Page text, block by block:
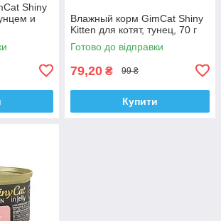
Shiny
и
Влажный корм GimCat Shiny
Kitten для котят, тунец, 70 г
Готово до відправки
79,20 ₴ 99 ₴
Купити